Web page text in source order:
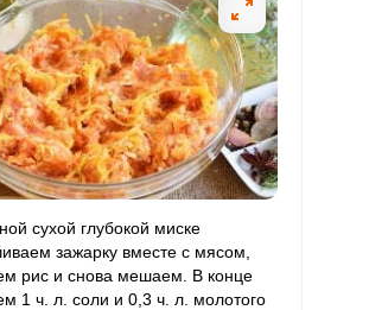
сухой глубокой миске
зажарку вместе с мясом,
рис и снова мешаем. В конце
1 ч. л. соли и 0,3 ч. л. молотого